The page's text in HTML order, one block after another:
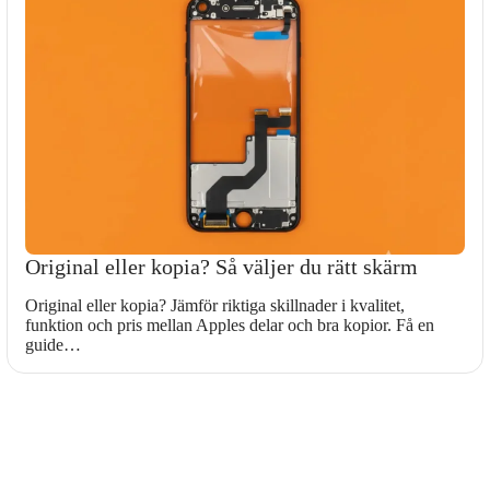
Original eller kopia? Så väljer du rätt skärm
Original eller kopia? Jämför riktiga skillnader i kvalitet,
funktion och pris mellan Apples delar och bra kopior. Få en
guide…